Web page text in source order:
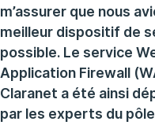
m’assurer que nous
meilleur dispositif de
possible. Le service
Application Firewall
Claranet a été ainsi
par les experts du pôle